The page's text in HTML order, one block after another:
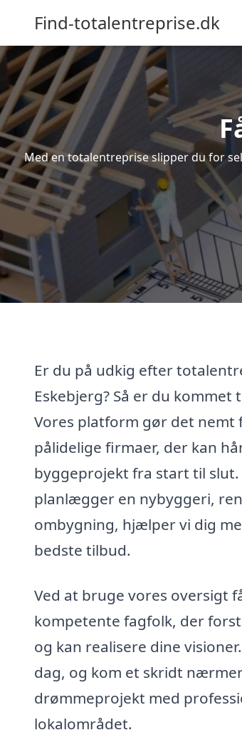
Find-totalentreprise.dk
Med en totalentreprise slipper du for
Er du på udkig efter
Eskebjerg? Så er du
Vores platform gør det nemt
pålidelige firmaer, der kan
byggeprojekt fra start til slut.
planlægger en nybyggeri,
ombygning, hjælper vi dig
bedste tilbud.
Ved at bruge vores oversigt
kompetente fagfolk, der
og kan realisere dine
dag, og kom et skridt
drømmeprojekt med
lokalområdet.